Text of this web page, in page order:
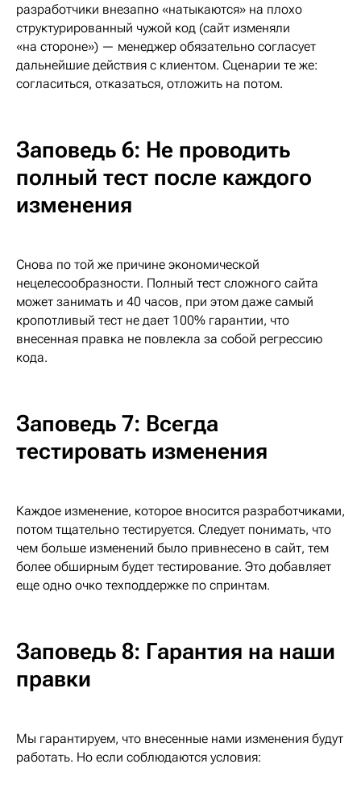
разработчики внезапно «натыкаются» на плохо
структурированный чужой код (сайт изменяли
«на стороне») — менеджер обязательно согласует
дальнейшие действия с клиентом. Сценарии те же:
согласиться, отказаться, отложить на потом.
Заповедь 6: Не проводить
полный тест после каждого
изменения
Снова по той же причине экономической
нецелесообразности. Полный тест сложного сайта
может занимать и 40 часов, при этом даже самый
кропотливый тест не дает 100% гарантии, что
внесенная правка не повлекла за собой регрессию
кода.
Заповедь 7: Всегда
тестировать изменения
Каждое изменение, которое вносится разработчиками,
потом тщательно тестируется. Следует понимать, что
чем больше изменений было привнесено в сайт, тем
более обширным будет тестирование. Это добавляет
еще одно очко техподдержке по спринтам.
Заповедь 8: Гарантия на наши
правки
Мы гарантируем, что внесенные нами изменения будут
работать. Но если соблюдаются условия: